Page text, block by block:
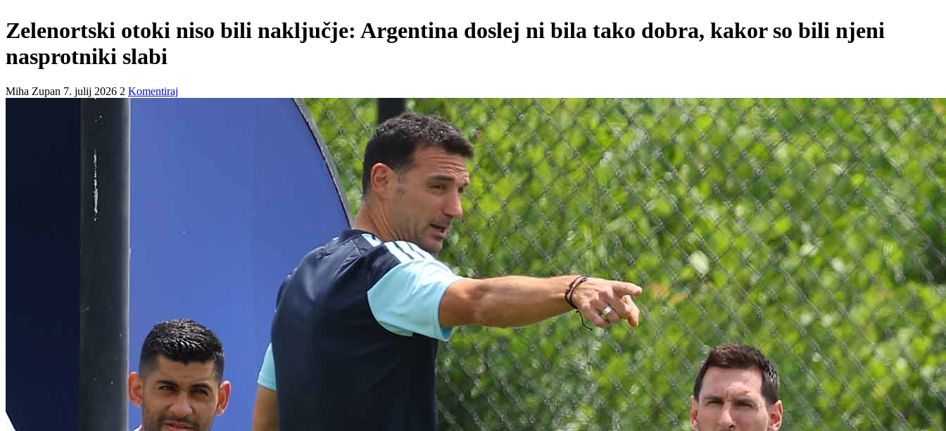
Zelenortski otoki niso bili naključje: Argentina doslej ni bila tako dobra, kakor so bili njeni
nasprotniki slabi
Miha Zupan 7. julij 2026 2 Komentiraj